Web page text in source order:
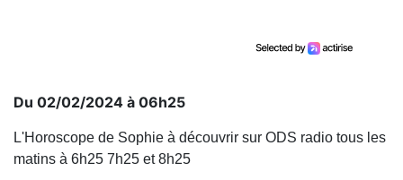
Du 02/02/2024 à 06h25
L'Horoscope de Sophie à découvrir sur ODS radio tous les
matins à 6h25 7h25 et 8h25